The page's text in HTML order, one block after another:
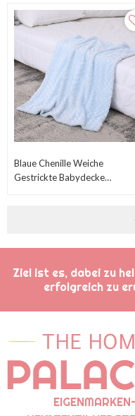
Blaue Chenille Weiche
Gestrickte Babydecke
Ziel ist es, dabei zu
erfolgreich zu